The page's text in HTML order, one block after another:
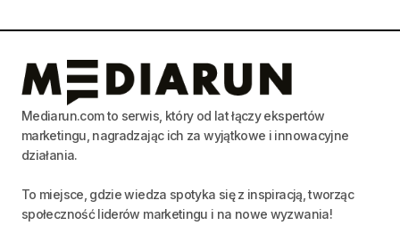
Mediarun.com to serwis, który od lat łączy ekspertów
marketingu, nagradzając ich za wyjątkowe i innowacyjne
działania.
To miejsce, gdzie wiedza spotyka się z inspiracją, tworząc
społeczność liderów marketingu i na nowe wyzwania!